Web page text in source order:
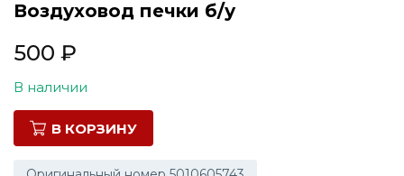
Воздуховод печки б/у
500 ₽
В наличии
В КОРЗИНУ